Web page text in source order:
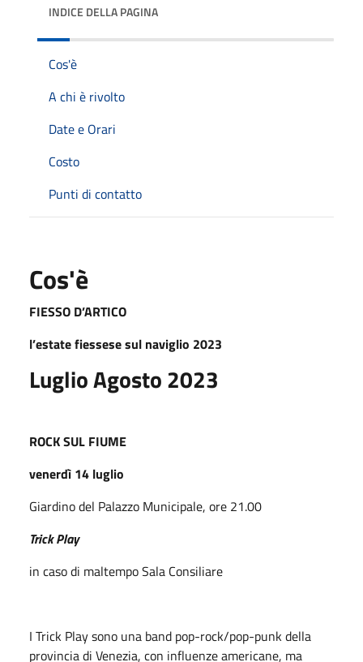
INDICE DELLA PAGINA
Cos'è
A chi è rivolto
Date e Orari
Costo
Punti di contatto
Cos'è
FIESSO D’ARTICO
l’estate fiessese sul naviglio 2023
Luglio Agosto 2023
ROCK SUL FIUME
venerdì 14 luglio
Giardino del Palazzo Municipale, ore 21.00
Trick Play
in caso di maltempo Sala Consiliare
I Trick Play sono una band pop-rock/pop-punk della
provincia di Venezia, con influenze americane, ma